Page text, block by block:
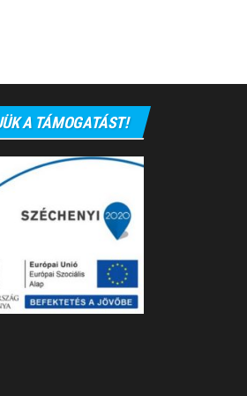
A TÁMOGATÁST!